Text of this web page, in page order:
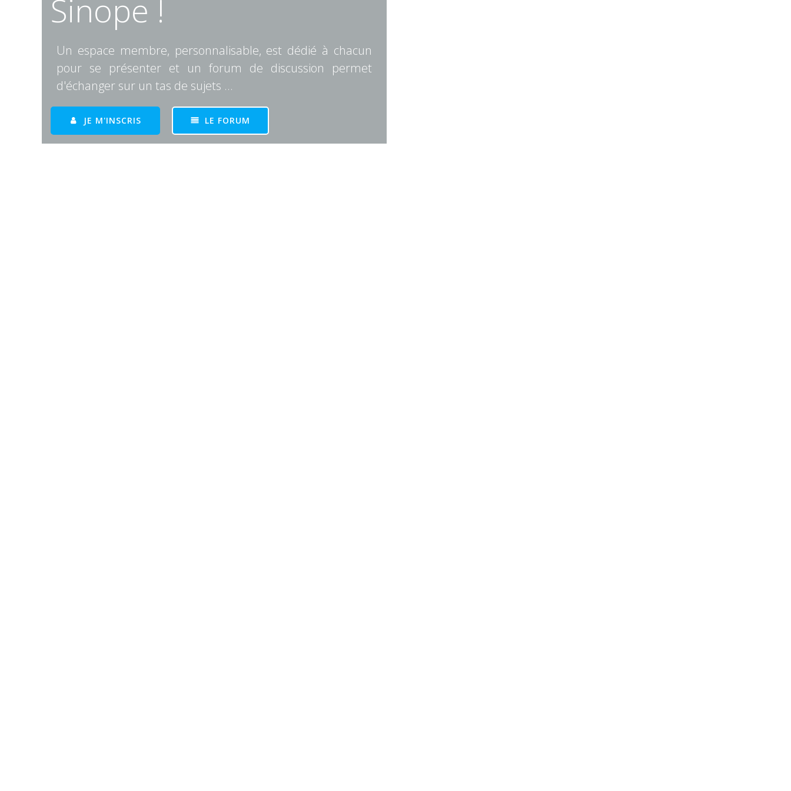
Sinope !
Un espace membre, personnalisable, est dédié à chacun
pour se présenter et un forum de discussion permet
d'échanger sur un tas de sujets ...
JE M'INSCRIS LE FORUM